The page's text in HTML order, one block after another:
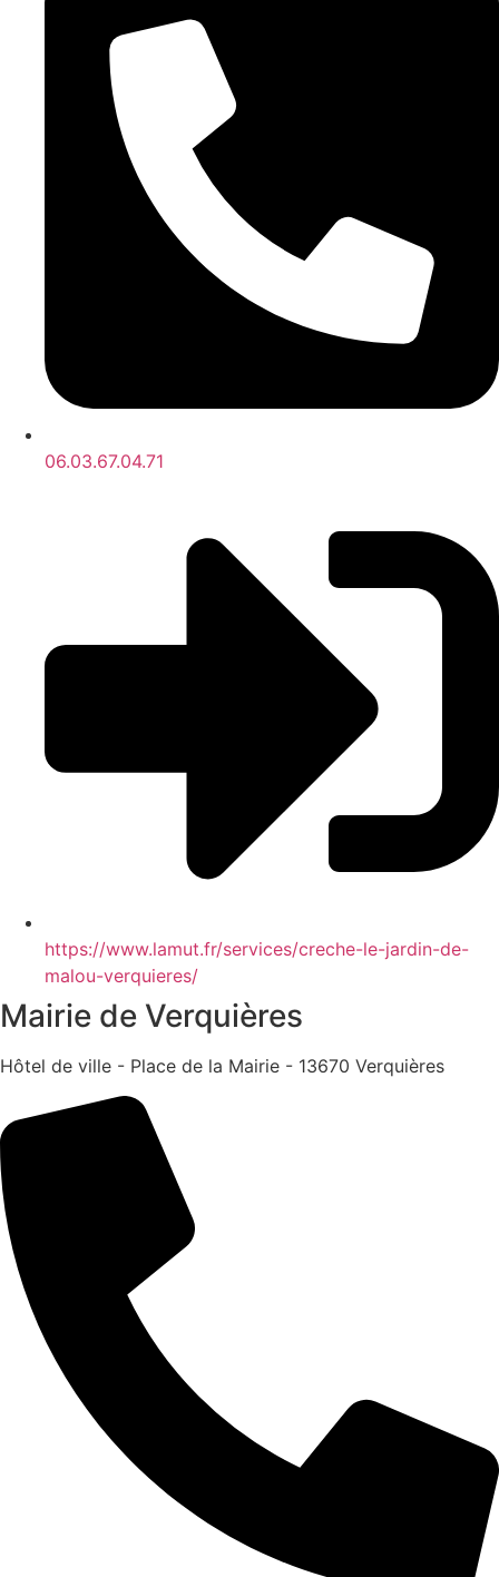
06.03.67.04.71
https://www.lamut.fr/services/creche-le-jardin-de-
malou-verquieres/
Mairie de Verquières
Hôtel de ville - Place de la Mairie - 13670 Verquières